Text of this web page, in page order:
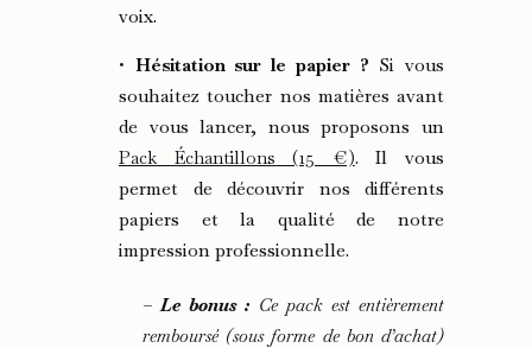
voix.
• Hésitation sur le papier ? Si vous
souhaitez toucher nos matières avant
de vous lancer, nous proposons un
Pack Échantillons (15 €). Il vous
permet de découvrir nos différents
papiers et la qualité de notre
impression professionnelle.
– Le bonus : Ce pack est entièrement
remboursé (sous forme de bon d’achat)